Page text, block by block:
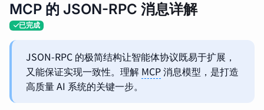
MCP 的 JSON-RPC 消息详解
已完成
JSON-RPC 的极简结构让智能体协议既易于扩展，
又能保证实现一致性。理解 MCP消息模型，是打造
高质量 AI 系统的关键一步。